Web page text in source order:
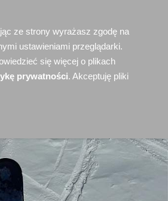
ze strony wyrażasz zgodę na
ustawieniami przeglądarki.
się więcej o plikach
prywatności. Akceptuję pliki